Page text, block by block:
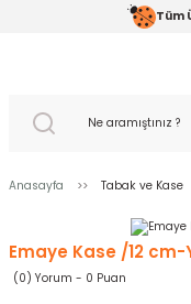
Tüm
Anasayfa Tabak ve Kase
Emaye Kase /12
(0) Yorum - 0 Puan